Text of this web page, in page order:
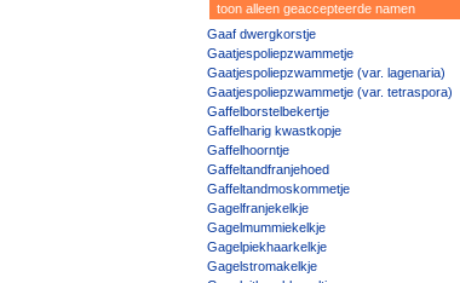
toon alleen geaccepteerde namen
Gaaf dwergkorstje
Gaatjespoliepzwammetje
Gaatjespoliepzwammetje (var. lagenaria)
Gaatjespoliepzwammetje (var. tetraspora)
Gaffelborstelbekertje
Gaffelharig kwastkopje
Gaffelhoorntje
Gaffeltandfranjehoed
Gaffeltandmoskommetje
Gagelfranjekelkje
Gagelmummiekelkje
Gagelpiekhaarkelkje
Gagelstromakelkje